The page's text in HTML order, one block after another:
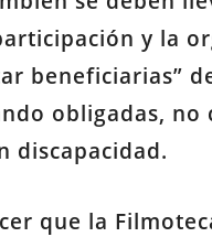
y la
beneficiarias”
obligadas, no
discapacidad.
que la